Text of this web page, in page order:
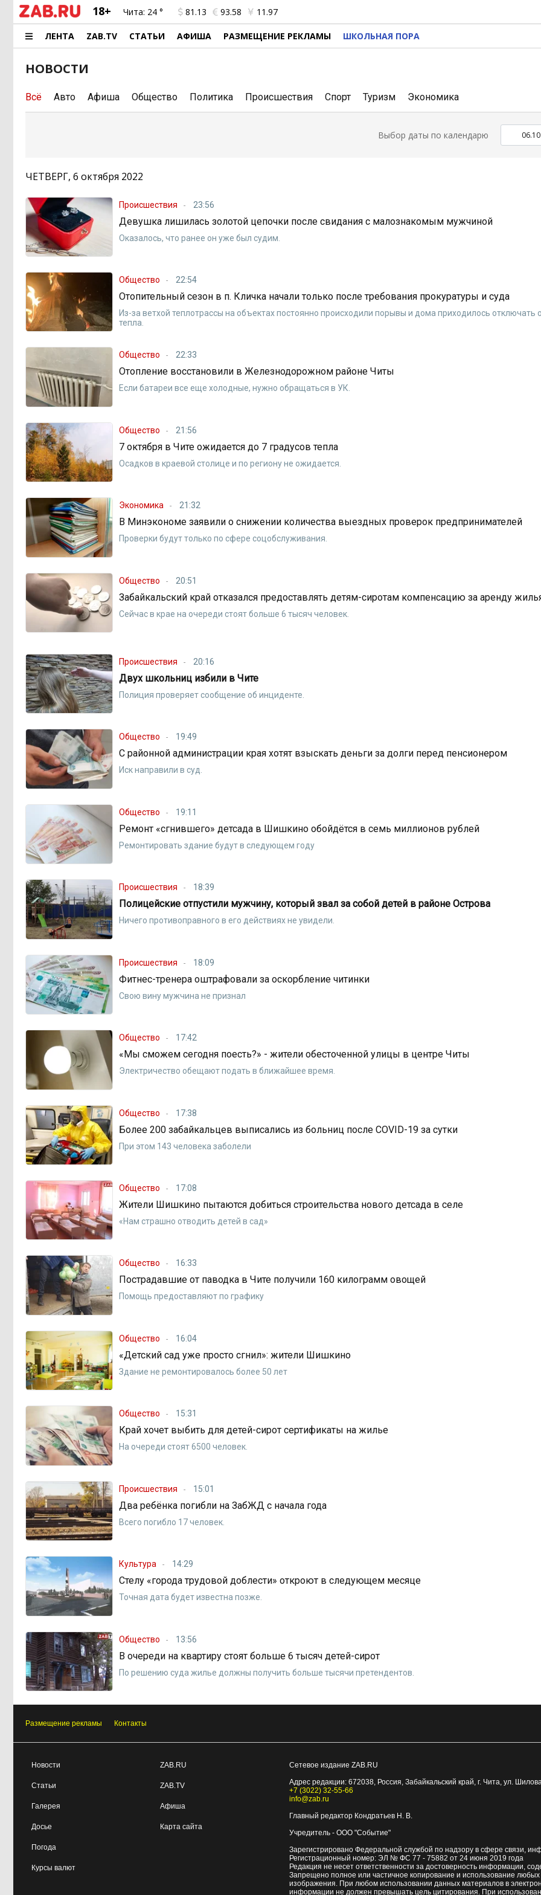
18+ Чита: 24 ° 81.13 93.58 11.97
ЛЕНТА ZAB.TV СТАТЬИ АФИША РАЗМЕЩЕНИЕ РЕКЛАМЫ ШКОЛЬНАЯ ПОРА
НОВОСТИ
Всё Авто Афиша Общество Политика Происшествия Спорт Туризм Экономика
Выбор даты по календарю
ЧЕТВЕРГ, 6 октября 2022
Происшествия 23:56
Девушка лишилась золотой цепочки после свидания с малознакомым мужчиной
Оказалось, что ранее он уже был судим.
Общество 22:54
Отопительный сезон в п. Кличка начали только после требования прокуратуры и суда
Из-за ветхой теплотрассы на объектах постоянно происходили порывы и дома приходилось отключать
тепла.
Общество 22:33
Отопление восстановили в Железнодорожном районе Читы
Если батареи все еще холодные, нужно обращаться в УК.
Общество 21:56
7 октября в Чите ожидается до 7 градусов тепла
Осадков в краевой столице и по региону не ожидается.
Экономика 21:32
В Минэкономе заявили о снижении количества выездных проверок предпринимателей
Проверки будут только по сфере соцобслуживания.
Общество 20:51
Забайкальский край отказался предоставлять детям-сиротам компенсацию за аренду
Сейчас в крае на очереди стоят больше 6 тысяч человек.
Происшествия 20:16
Двух школьниц избили в Чите
Полиция проверяет сообщение об инциденте.
Общество 19:49
С районной администрации края хотят взыскать деньги за долги перед пенсионером
Иск направили в суд.
Общество 19:11
Ремонт «сгнившего» детсада в Шишкино обойдётся в семь миллионов рублей
Ремонтировать здание будут в следующем году
Происшествия 18:39
Полицейские отпустили мужчину, который звал за собой детей в районе Острова
Ничего противоправного в его действиях не увидели.
Происшествия 18:09
Фитнес-тренера оштрафовали за оскорбление читинки
Свою вину мужчина не признал
Общество 17:42
«Мы сможем сегодня поесть?» - жители обесточенной улицы в центре Читы
Электричество обещают подать в ближайшее время.
Общество 17:38
Более 200 забайкальцев выписались из больниц после COVID-19 за сутки
При этом 143 человека заболели
Общество 17:08
Жители Шишкино пытаются добиться строительства нового детсада в селе
«Нам страшно отводить детей в сад»
Общество 16:33
Пострадавшие от паводка в Чите получили 160 килограмм овощей
Помощь предоставляют по графику
Общество 16:04
«Детский сад уже просто сгнил»: жители Шишкино
Здание не ремонтировалось более 50 лет
Общество 15:31
Край хочет выбить для детей-сирот сертификаты на жилье
На очереди стоят 6500 человек.
Происшествия 15:01
Два ребёнка погибли на ЗабЖД с начала года
Всего погибло 17 человек.
Культура 14:29
Стелу «города трудовой доблести» откроют в следующем месяце
Точная дата будет известна позже.
Общество 13:56
В очереди на квартиру стоят больше 6 тысяч детей-сирот
По решению суда жилье должны получить больше тысячи претендентов.
Размещение рекламы Контакты
Новости
Статьи
Галерея
Досье
Погода
Курсы валют
ZAB.RU
ZAB.TV
Афиша
Карта сайта
Сетевое издание ZAB.RU
Адрес редакции: 672038, Россия, Забайкальский край, г. Чита, ул.
+7 (3022) 32-55-66
info@zab.ru
Главный редактор Кондратьев Н. В.
Учредитель - ООО "Событие"
Зарегистрировано Федеральной службой по надзору в сфере связи,
Регистрационный номер: ЭЛ № ФС 77 - 75882 от 24 июня 2019 года
Редакция не несет ответственности за достоверность информации,
Запрещено полное или частичное копирование и использование
изображения. При любом использовании данных материалов в
информации не должен превышать цель цитирования. При